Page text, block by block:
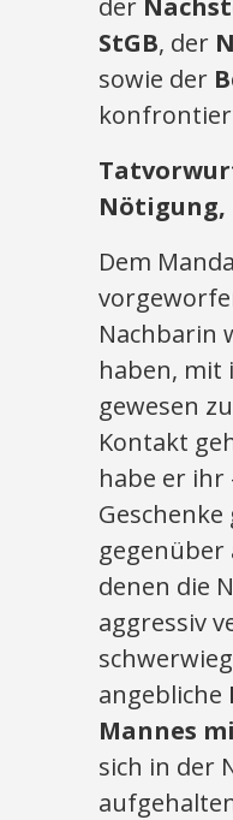
der
StGB, der
sowie der
Nötigung,
Dem
Nachbarin
haben, mit
gewesen
Kontakt
habe er ihr
gegenüber
denen die
aggressiv
angebliche
Mannes
sich in der